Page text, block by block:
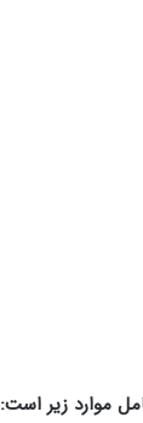
موارد زیر است: